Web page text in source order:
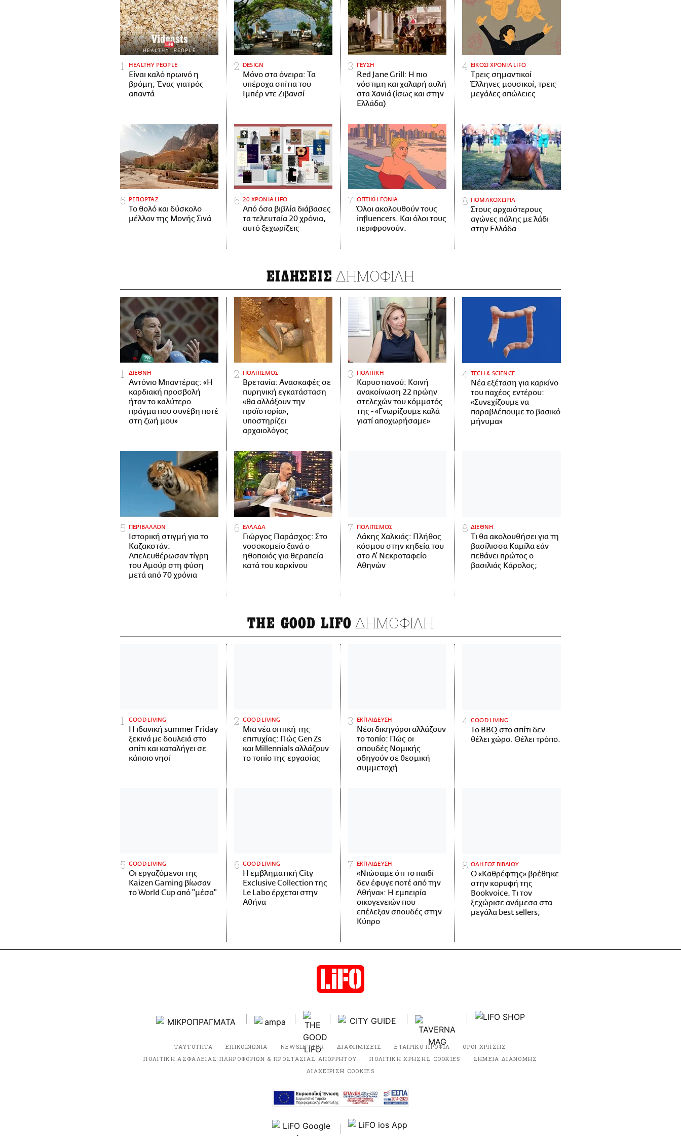
HEALTHY PEOPLE
Είναι καλό πρωινό η
βρόμη; Ένας γιατρός
απαντά
DESIGN
Μόνο στα όνειρα: Τα
υπέροχα σπίτια του
Ιμπέρ ντε Ζιβανσί
ΓΕΥΣΗ
Red Jane Grill: Η πιο
νόστιμη και χαλαρή αυλή
στα Χανιά (ίσως και στην
Ελλάδα)
ΕΙΚΟΣΙ ΧΡΟΝΙΑ LIFO
Tρεις σημαντικοί
Έλληνες μουσικοί, τρεις
μεγάλες απώλειες
ΡΕΠΟΡΤΑΖ
Το θολό και δύσκολο
μέλλον της Μονής Σινά
20 ΧΡΟΝΙΑ LIFO
Από όσα βιβλία διάβασες
τα τελευταία 20 χρόνια,
αυτό ξεχωρίζεις
ΟΠΤΙΚΗ ΓΩΝΙΑ
Όλοι ακολουθούν τους
influencers. Και όλοι τους
περιφρονούν.
ΠΟΜΑΚΟΧΩΡΙΑ
Στους αρχαιότερους
αγώνες πάλης με λάδι
στην Ελλάδα
ΕΙΔΗΣΕΙΣ ΔΗΜΟΦΙΛΗ
ΔΙΕΘΝΗ
Αντόνιο Μπαντέρας: «Η
καρδιακή προσβολή
ήταν το καλύτερο
πράγμα που συνέβη ποτέ
στη ζωή μου»
ΠΟΛΙΤΙΣΜΟΣ
Βρετανία: Ανασκαφές σε
πυρηνική εγκατάσταση
«θα αλλάξουν την
προϊστορία»,
υποστηρίζει
αρχαιολόγος
ΠΟΛΙΤΙΚΗ
Καρυστιανού: Κοινή
ανακοίνωση 22 πρώην
στελεχών του κόμματός
της - «Γνωρίζουμε καλά
γιατί αποχωρήσαμε»
ΤECH & SCIENCE
Νέα εξέταση για καρκίνο
του παχέος εντέρου:
«Συνεχίζουμε να
παραβλέπουμε το βασικό
μήνυμα»
ΠΕΡΙΒΑΛΛΟΝ
Ιστορική στιγμή για το
Καζακστάν:
Απελευθέρωσαν τίγρη
του Αμούρ στη φύση
μετά από 70 χρόνια
ΕΛΛΑΔΑ
Γιώργος Παράσχος: Στο
νοσοκομείο ξανά ο
ηθοποιός για θεραπεία
κατά του καρκίνου
ΠΟΛΙΤΙΣΜΟΣ
Λάκης Χαλκιάς: Πλήθος
κόσμου στην κηδεία του
στο Α' Νεκροταφείο
Αθηνών
ΔΙΕΘΝΗ
Τι θα ακολουθήσει για τη
βασίλισσα Καμίλα εάν
πεθάνει πρώτος ο
βασιλιάς Κάρολος;
THE GOOD LIFO ΔΗΜΟΦΙΛΗ
GOOD LIVING
Η ιδανική summer Friday
ξεκινά με δουλειά στο
σπίτι και καταλήγει σε
κάποιο νησί
GOOD LIVING
Μια νέα οπτική της
επιτυχίας: Πώς Gen Zs
και Millennials αλλάζουν
το τοπίο της εργασίας
ΕΚΠΑΙΔΕΥΣΗ
Νέοι δικηγόροι αλλάζουν
το τοπίο: Πώς οι
σπουδές Νομικής
οδηγούν σε θεσμική
συμμετοχή
GOOD LIVING
Το BBQ στο σπίτι δεν
θέλει χώρο. Θέλει τρόπο.
GOOD LIVING
Οι εργαζόμενοι της
Kaizen Gaming βίωσαν
το World Cup από "μέσα"
GOOD LIVING
Η εμβληματική City
Exclusive Collection της
Le Labo έρχεται στην
Αθήνα
ΕΚΠΑΙΔΕΥΣΗ
«Νιώσαμε ότι το παιδί
δεν έφυγε ποτέ από την
Αθήνα»: Η εμπειρία
οικογενειών που
επέλεξαν σπουδές στην
Κύπρο
ΟΔΗΓΟΣ ΒΙΒΛΙΟΥ
Ο «Καθρέφτης» βρέθηκε
στην κορυφή της
Bookvoice. Τι τον
ξεχώρισε ανάμεσα στα
μεγάλα best sellers;
ΤΑΥΤΟΤΗΤΑ ΕΠΙΚΟΙΝΩΝΙΑ NEWSLETTER ΔΙΑΦΗΜΙΣΕΙΣ ΕΤΑΙΡΙΚΟ ΠΡΟΦΙΛ
ΟΡΟΙ ΧΡΗΣΗΣ
ΠΟΛΙΤΙΚΗ ΑΣΦΑΛΕΙΑΣ ΠΛΗΡΟΦΟΡΙΩΝ & ΠΡΟΣΤΑΣΙΑΣ ΑΠΟΡΡΗΤΟΥ
ΠΟΛΙΤΙΚΗ ΧΡΗΣΗΣ COOKIES
ΣΗΜΕΙΑ ΔΙΑΝΟΜΗΣ
ΔΙΑΧΕΙΡΙΣΗ COOKIES